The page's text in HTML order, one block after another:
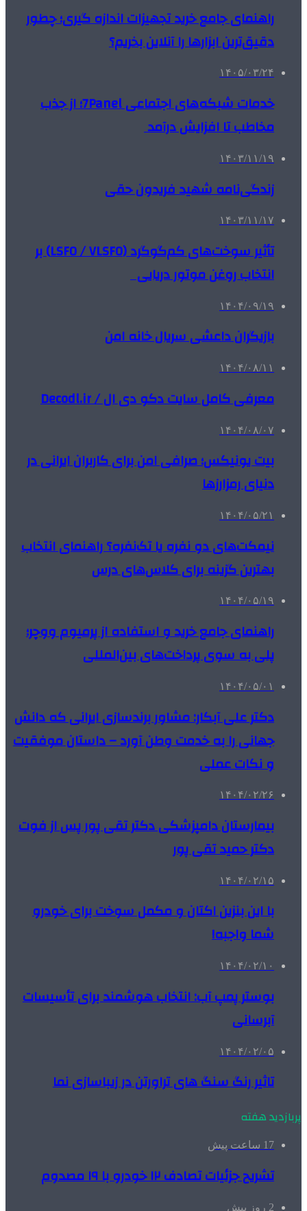
راهنمای جامع خرید تجهیزات اندازه گیری؛ چطور
دقیق‌ترین ابزارها را آنلاین بخریم؟
۱۴۰۵/۰۳/۲۴
خدمات شبکه‌های اجتماعی 7Panel؛ از جذب
مخاطب تا افزایش درآمد
۱۴۰۳/۱۱/۱۹
زندگی‌نامه شهید فریدون حقی
۱۴۰۳/۱۱/۱۷
تأثیر سوخت‌های کم‌گوگرد (LSFO / VLSFO) بر
انتخاب روغن موتور دریایی
۱۴۰۴/۰۹/۱۹
بازیگران داعشی سریال خانه امن
۱۴۰۴/۰۸/۱۱
معرفی کامل سایت دکو دی ال / Decodl.ir
۱۴۰۴/۰۸/۰۷
بیت یونیکس؛ صرافی امن برای کاربران ایرانی در
دنیای رمزارزها
۱۴۰۴/۰۵/۲۱
نیمکت‌های دو نفره یا تک‌نفره؟ راهنمای انتخاب
بهترین گزینه برای کلاس‌های درس
۱۴۰۴/۰۵/۱۹
راهنمای جامع خرید و استفاده از پرمیوم ووچر؛
پلی به سوی پرداخت‌های بین‌المللی
۱۴۰۴/۰۵/۰۱
دکتر علی آبکار: مشاور برندسازی ایرانی که دانش
جهانی را به خدمت وطن آورد – داستان موفقیت
و نکات عملی
۱۴۰۴/۰۲/۲۶
بیمارستان دامپزشکی دکتر تقی پور پس از فوت
دکتر حمید تقی پور
۱۴۰۴/۰۲/۱۵
با این بنزین اکتان و مکمل سوخت برای خودرو
شما واجبه!
۱۴۰۴/۰۲/۱۰
بوستر پمپ آب: انتخاب هوشمند برای تأسیسات
آبرسانی
۱۴۰۴/۰۲/۰۵
تاثیر رنگ سنگ های تراورتن در زیباسازی نما
پربازدید هفته
17 ساعت پیش
تشریح جزئیات تصادف ۱۲ خودرو با ۱۹ مصدوم
2 روز پیش